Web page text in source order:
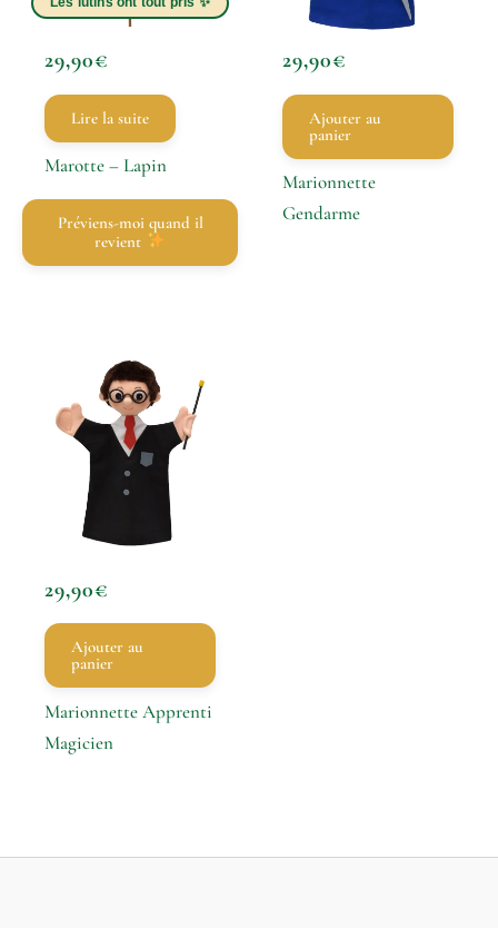
29,90€
Lire la suite
Marotte – Lapin
Préviens-moi quand il
revient
29,90€
Ajouter au
panier
Marionnette
Gendarme
29,90€
Ajouter au
panier
Marionnette Apprenti
Magicien